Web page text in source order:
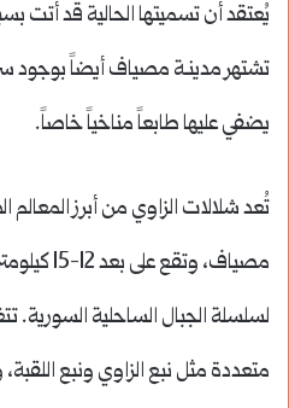
يُعتقد أن تسميتها الحالية قد
تشتهر مدينـة مصياف أيضاً بوجود
يضفي عليها طابعاً مناخياً خاصاً.
تُعد شلالات الزاوي من أبرز
مصياف،
لسلسلة الجبال الساحلية السورية.
متعددة مثل نبع الزاوي ونبع